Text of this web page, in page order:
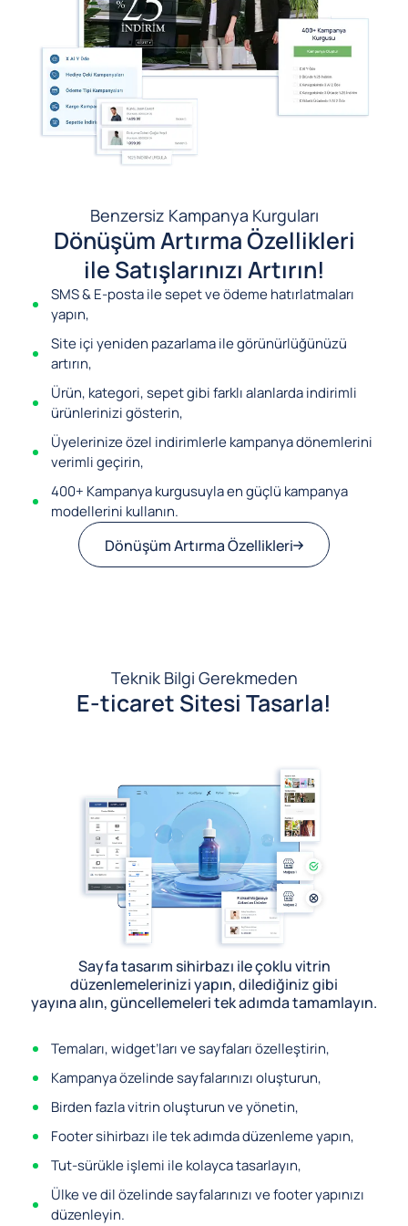
Benzersiz Kampanya Kurguları
Dönüşüm Artırma Özellikleri
ile Satışlarınızı Artırın!
SMS & E-posta ile sepet ve ödeme hatırlatmaları
yapın,
Site içi yeniden pazarlama ile görünürlüğünüzü
artırın,
Ürün, kategori, sepet gibi farklı alanlarda indirimli
ürünlerinizi gösterin,
Üyelerinize özel indirimlerle kampanya dönemlerini
verimli geçirin,
400+ Kampanya kurgusuyla en güçlü kampanya
modellerini kullanın.
Dönüşüm Artırma Özellikleri
Teknik Bilgi Gerekmeden
E-ticaret Sitesi Tasarla!
Sayfa tasarım sihirbazı ile çoklu vitrin
düzenlemelerinizi yapın, dilediğiniz gibi
yayına alın, güncellemeleri tek adımda tamamlayın.
Temaları, widget’ları ve sayfaları özelleştirin,
Kampanya özelinde sayfalarınızı oluşturun,
Birden fazla vitrin oluşturun ve yönetin,
Footer sihirbazı ile tek adımda düzenleme yapın,
Tut-sürükle işlemi ile kolayca tasarlayın,
Ülke ve dil özelinde sayfalarınızı ve footer yapınızı
düzenleyin.